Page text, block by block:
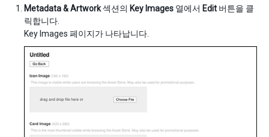
Metadata & Artwork섹션의 Key Images 열에서 Edit 버튼을 클
릭합니다.
Key Images 페이지가 나타납니다.